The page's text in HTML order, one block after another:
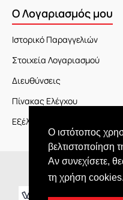
Ο ιστότοπος
βελτιστοποίηση
Αν συνεχίσετε,
τη χρήση cookies.
Ο Λογαριασμός μου
Ιστορικό Παραγγελιών
Στοιχεία Λογαριασμού
Διευθύνσεις
Πίνακας Ελέγχου
Εξέλιξη Παραγγελίας
Copyright